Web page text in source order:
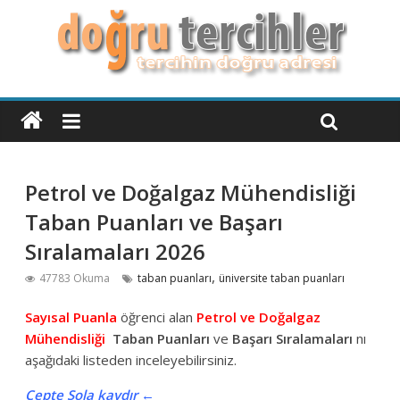
Petrol ve Doğalgaz Mühendisliği
Taban Puanları ve Başarı
Sıralamaları 2026
47783 Okuma taban puanları, üniversite taban puanları
Sayısal Puanla öğrenci alan Petrol ve Doğalgaz
Mühendisliği Taban Puanları ve Başarı Sıralamaları nı
aşağıdaki listeden inceleyebilirsiniz.
Cepte Sola kaydır ←